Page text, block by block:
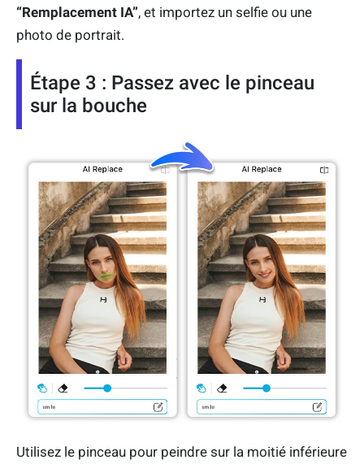
“Remplacement IA”, et importez un selfie ou une
photo de portrait.
Étape 3 : Passez avec le pinceau
sur la bouche
Utilisez le pinceau pour peindre sur la moitié inférieure